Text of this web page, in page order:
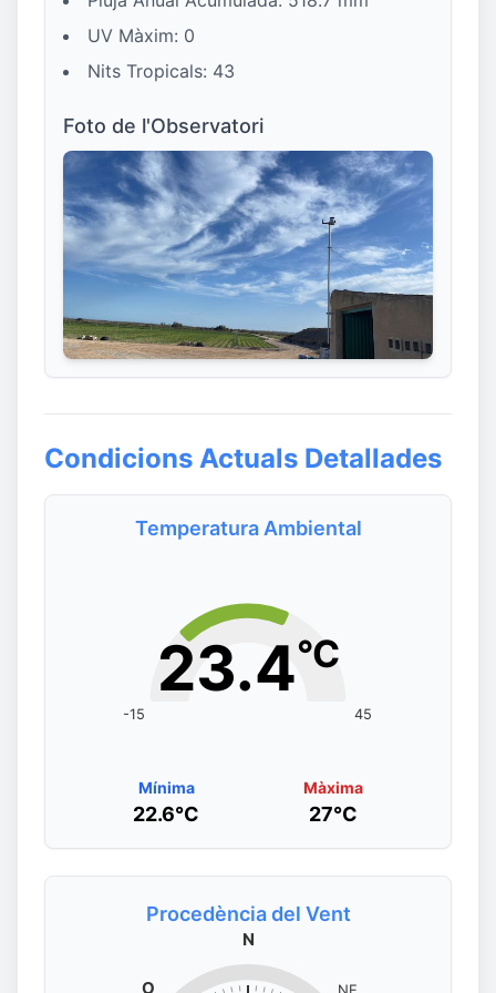
UV Màxim: 0
Nits Tropicals: 43
Foto de l'Observatori
Condicions Actuals Detallades
Temperatura Ambiental
23.4°C
-15 45
Mínima
22.6°C
Màxima
27°C
Procedència del Vent
N
O